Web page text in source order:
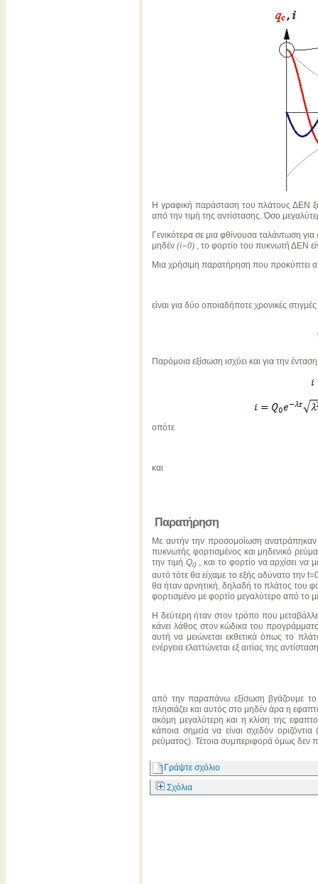
Η γραφική παράσταση του πλάτους ΔΕΝ
από την τιμή της αντίστασης. Όσο
Γενικότερα σε μια φθίνουσα ταλάντωση για
μηδέν (i=0) , το φορτίο του πυκνωτή ΔΕΝ
Μια χρήσιμη παρατήρηση που προκύπτει
είναι για δύο οποιαδήποτε χρονικές
Παρόμοια εξίσωση ισχύει και για την
οπότε
και
Παρατήρηση
Με αυτήν την προσομοίωση ανατράπηκαν
πυκνωτής φορτισμένος και μηδενικό
την τιμή Q0, και το φορτίο να αρχίσει να
αυτό τότε θα είχαμε το εξής αδύνατο την
θα ήταν αρνητική, δηλαδή το πλάτος του
φορτισμένο με φορτίο μεγαλύτερο από το
Η δεύτερη ήταν στον τρόπο που
κάνει λάθος στον κώδικα του
αυτή να μειώνεται εκθετικά όπως το
ενέργεια ελαττώνεται εξ αιτίας της
από την παραπάνω εξίσωση βγάζουμε
πλησιάζει και αυτός στο μηδέν άρα η
ακόμη μεγαλύτερη και η κλίση της
κάποια σημεία να είναι σχεδόν
ρεύματος). Τέτοια συμπεριφορά όμως δεν
Γράψτε σχόλιο
Σχόλια